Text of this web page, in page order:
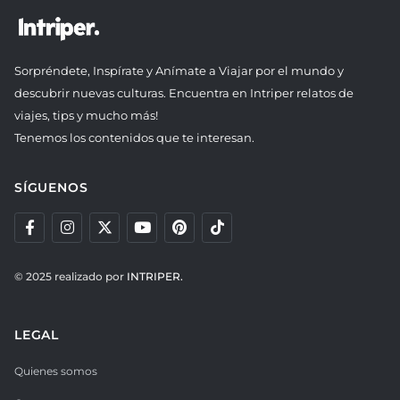
Sorpréndete, Inspírate y Anímate a Viajar por el mundo y
descubrir nuevas culturas. Encuentra en Intriper relatos de
viajes, tips y mucho más!
Tenemos los contenidos que te interesan.
SÍGUENOS
© 2025 realizado por INTRIPER.
LEGAL
Quienes somos